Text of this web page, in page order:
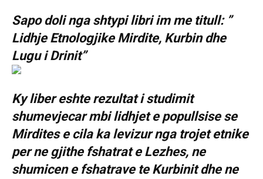
Sapo doli nga shtypi libri im me titull: ”
Lidhje Etnologjike Mirdite, Kurbin dhe
Lugu i Drinit”
Ky liber eshte rezultat i studimit
shumevjecar mbi lidhjet e popullsise se
Mirdites e cila ka levizur nga trojet etnike
per ne gjithe fshatrat e Lezhes, ne
shumicen e fshatrave te Kurbinit dhe ne